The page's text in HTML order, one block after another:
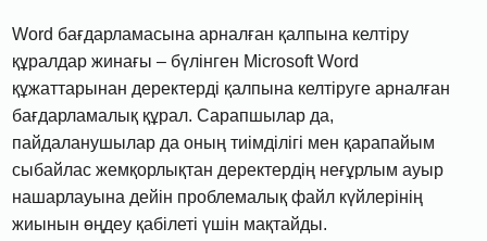
Word бағдарламасына арналған қалпына келтіру
құралдар жинағы – бүлінген Microsoft Word
құжаттарынан деректерді қалпына келтіруге арналған
бағдарламалық құрал. Сарапшылар да,
пайдаланушылар да оның тиімділігі мен қарапайым
сыбайлас жемқорлықтан деректердің неғұрлым ауыр
нашарлауына дейін проблемалық файл күйлерінің
жиынын өңдеу қабілеті үшін мақтайды.